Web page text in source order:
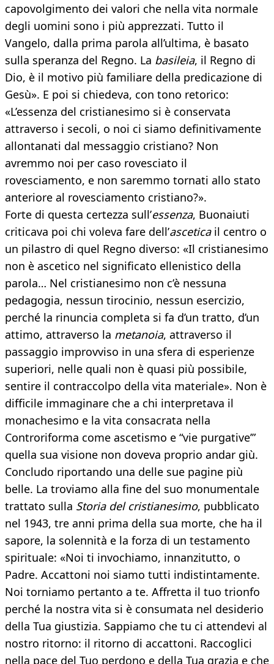
capovolgimento dei valori che nella vita normale
degli uomini sono i più apprezzati. Tutto il
Vangelo, dalla prima parola all’ultima, è basato
sulla speranza del Regno. La basileia, il Regno di
Dio, è il motivo più familiare della predicazione di
Gesù». E poi si chiedeva, con tono retorico:
«L’essenza del cristianesimo si è conservata
attraverso i secoli, o noi ci siamo definitivamente
allontanati dal messaggio cristiano? Non
avremmo noi per caso rovesciato il
rovesciamento, e non saremmo tornati allo stato
anteriore al rovesciamento cristiano?».
Forte di questa certezza sull’essenza, Buonaiuti
criticava poi chi voleva fare dell’asceticail centro o
un pilastro di quel Regno diverso: «Il cristianesimo
non è ascetico nel significato ellenistico della
parola… Nel cristianesimo non c’è nessuna
pedagogia, nessun tirocinio, nessun esercizio,
perché la rinuncia completa si fa d’un tratto, d’un
attimo, attraverso la metanoia, attraverso il
passaggio improvviso in una sfera di esperienze
superiori, nelle quali non è quasi più possibile,
sentire il contraccolpo della vita materiale». Non è
difficile immaginare che a chi interpretava il
monachesimo e la vita consacrata nella
Controriforma come ascetismo e “vie purgative’”
quella sua visione non doveva proprio andar giù.
Concludo riportando una delle sue pagine più
belle. La troviamo alla fine del suo monumentale
trattato sulla Storia del cristianesimo, pubblicato
nel 1943, tre anni prima della sua morte, che ha il
sapore, la solennità e la forza di un testamento
spirituale: «Noi ti invochiamo, innanzitutto, o
Padre. Accattoni noi siamo tutti indistintamente.
Noi torniamo pertanto a te. Affretta il tuo trionfo
perché la nostra vita si è consumata nel desiderio
della Tua giustizia. Sappiamo che tu ci attendevi al
nostro ritorno: il ritorno di accattoni. Raccoglici
nella pace del Tuo perdono e della Tua grazia e che